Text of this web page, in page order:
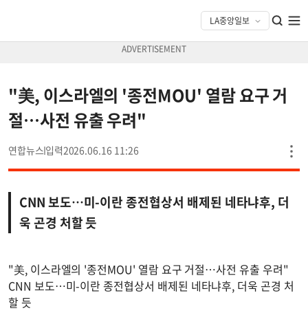
"美, 이스라엘의 '종전MOU' 열람 요구 거
절…사전 유출 우려"
연합뉴스 2026.06.16 11:26
CNN 보도…미-이란 종전협상서 배제된 네타냐후, 더
욱 곤경 처할 듯
"美, 이스라엘의 '종전MOU' 열람 요구 거절…사전 유출 우려"
CNN 보도…미-이란 종전협상서 배제된 네타냐후, 더욱 곤경 처
할 듯